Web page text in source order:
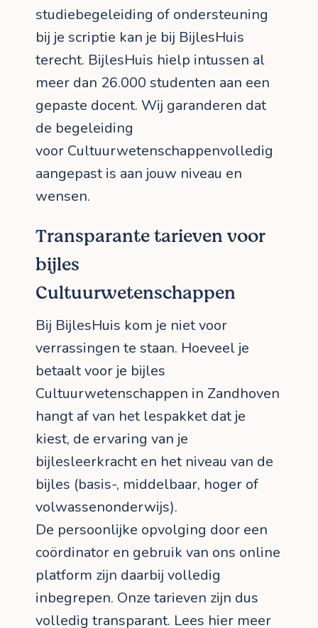
studiebegeleiding of ondersteuning
bij je scriptie kan je bij BijlesHuis
terecht. BijlesHuis hielp intussen al
meer dan 26.000 studenten aan een
gepaste docent. Wij garanderen dat
de begeleiding
voor Cultuurwetenschappenvolledig
aangepast is aan jouw niveau en
wensen.
Transparante tarieven voor
bijles
Cultuurwetenschappen
Bij BijlesHuis kom je niet voor
verrassingen te staan. Hoeveel je
betaalt voor je bijles
Cultuurwetenschappen in Zandhoven
hangt af van het lespakket dat je
kiest, de ervaring van je
bijlesleerkracht en het niveau van de
bijles (basis-, middelbaar, hoger of
volwassenonderwijs).
De persoonlijke opvolging door een
coördinator en gebruik van ons online
platform zijn daarbij volledig
inbegrepen. Onze tarieven zijn dus
volledig transparant. Lees hier meer